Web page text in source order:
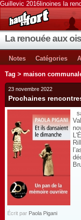
Guillevic 2016linoines la
La renouée aux
Notes Catégories
Tag > maison
23 novembre 2022
Prochaines
Écrit par Paola Pigani